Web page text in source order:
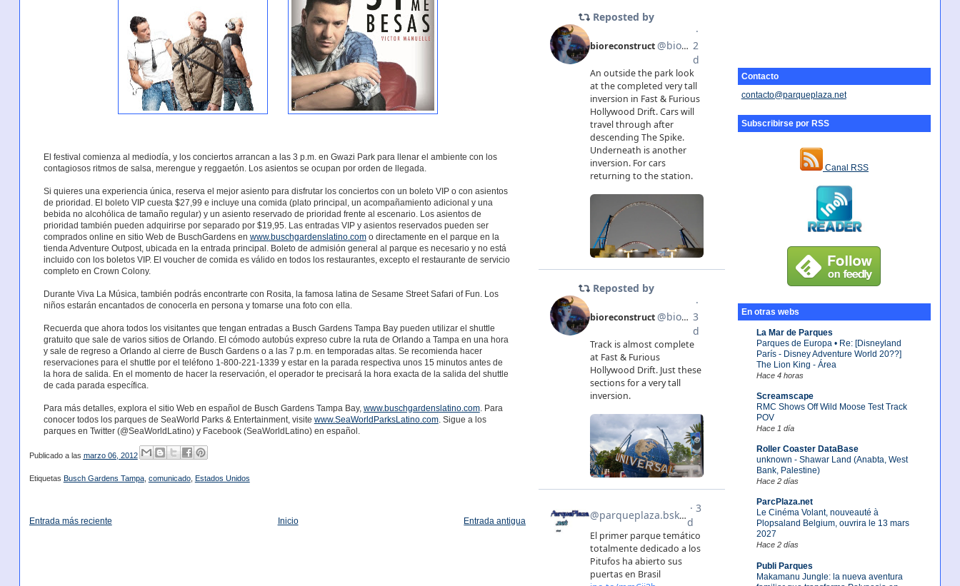
Contacto
contacto@parqueplaza.net
Subscribirse por RSS
Canal RSS
En otras webs
La Mar de Parques
Parques de Europa • Re: [Disneyland
París - Disney Adventure World 20??]
The Lion King - Área
Hace 4 horas
Screamscape
RMC Shows Off Wild Moose Test Track
POV
Hace 1 día
Roller Coaster DataBase
unknown - Shawar Land (Anabta, West
Bank, Palestine)
Hace 2 días
ParcPlaza.net
Le Cinéma Volant, nouveauté à
Plopsaland Belgium, ouvrira le 13 mars
2027
Hace 2 días
Publi Parques
Makamanu Jungle: la nueva aventura
El festival comienza al mediodía, y los conciertos arrancan a las 3 p.m. en Gwazi Park para llenar el ambiente con los
contagiosos ritmos de salsa, merengue y reggaetón. Los asientos se ocupan por orden de llegada.
Si quieres una experiencia única, reserva el mejor asiento para disfrutar los conciertos con un boleto VIP o con asientos
de prioridad. El boleto VIP cuesta $27,99 e incluye una comida (plato principal, un acompañamiento adicional y una
bebida no alcohólica de tamaño regular) y un asiento reservado de prioridad frente al escenario. Los asientos de
prioridad también pueden adquirirse por separado por $19,95. Las entradas VIP y asientos reservados pueden ser
comprados online en sitio Web de BuschGardens en www.buschgardenslatino.como directamente en el parque en la
tienda Adventure Outpost, ubicada en la entrada principal. Boleto de admisión general al parque es necesario y no está
incluido con los boletos VIP. El voucher de comida es válido en todos los restaurantes, excepto el restaurante de servicio
completo en Crown Colony.
Durante Viva La Música, también podrás encontrarte con Rosita, la famosa latina de Sesame Street Safari of Fun. Los
niños estarán encantados de conocerla en persona y tomarse una foto con ella.
Recuerda que ahora todos los visitantes que tengan entradas a Busch Gardens Tampa Bay pueden utilizar el shuttle
gratuito que sale de varios sitios de Orlando. El cómodo autobús expreso cubre la ruta de Orlando a Tampa en una hora
y sale de regreso a Orlando al cierre de Busch Gardens o a las 7 p.m. en temporadas altas. Se recomienda hacer
reservaciones para el shuttle por el teléfono 1-800-221-1339 y estar en la parada respectiva unos 15 minutos antes de
la hora de salida. En el momento de hacer la reservación, el operador te precisará la hora exacta de la salida del shuttle
de cada parada específica.
Para más detalles, explora el sitio Web en español de Busch Gardens Tampa Bay, www.buschgardenslatino.com. Para
conocer todos los parques de SeaWorld Parks & Entertainment, visite www.SeaWorldParksLatino.com. Sigue a los
parques en Twitter (@SeaWorldLatino) y Facebook (SeaWorldLatino) en español.
Publicado a las marzo 06, 2012
Etiquetas Busch Gardens Tampa, comunicado, Estados Unidos
Entrada más reciente Entrada antigua
Inicio